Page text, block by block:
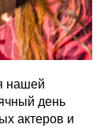
нашей
день
актеров и